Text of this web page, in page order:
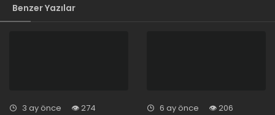
Benzer Yazılar
3 ay önce 274 6 ay önce 206